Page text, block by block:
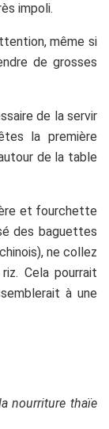
impoli.
même si
de grosses
de la servir
la première
de la table
et fourchette
des baguettes
ne collez
Cela pourrait
à une
nourriture thaïe